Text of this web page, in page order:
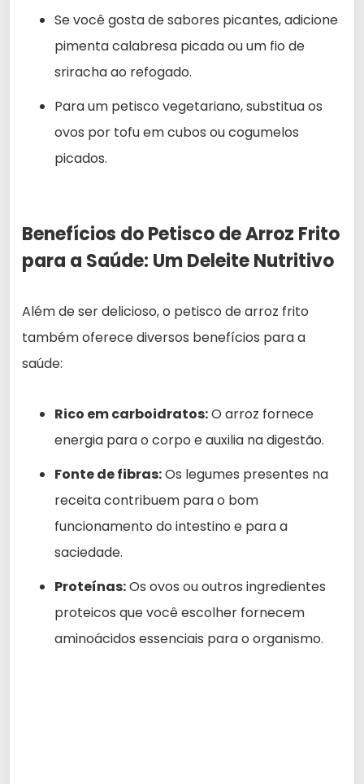
Se você gosta de sabores picantes, adicione
pimenta calabresa picada ou um fio de
sriracha ao refogado.
Para um petisco vegetariano, substitua os
ovos por tofu em cubos ou cogumelos
picados.
Benefícios do Petisco de Arroz Frito
para a Saúde: Um Deleite Nutritivo
Além de ser delicioso, o petisco de arroz frito
também oferece diversos benefícios para a
saúde:
Rico em carboidratos:O arroz fornece
energia para o corpo e auxilia na digestão.
Fonte de fibras:Os legumes presentes na
receita contribuem para o bom
funcionamento do intestino e para a
saciedade.
Proteínas:Os ovos ou outros ingredientes
proteicos que você escolher fornecem
aminoácidos essenciais para o organismo.